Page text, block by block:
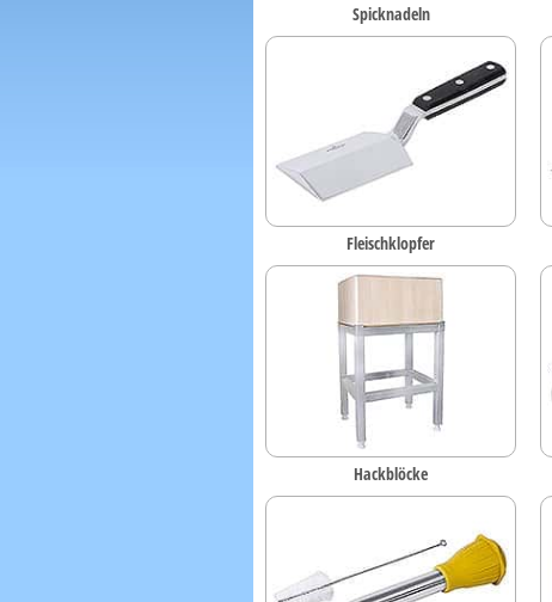
Spicknadeln
Fleischklopfer
Hackblöcke